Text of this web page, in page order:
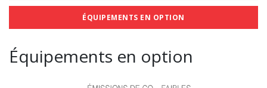
ÉQUIPEMENTS EN OPTION
Équipements en option